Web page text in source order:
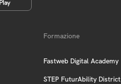
Formazione
Fastweb Digital Academy
STEP FuturAbility District